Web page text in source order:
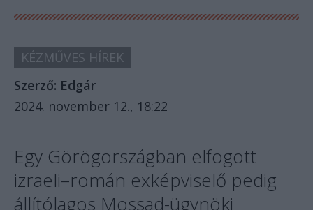
KÉZMŰVES HÍREK
Szerző: Edgár
2024. november 12., 18:22
Egy Görögországban elfogott
izraeli–román exképviselő pedig
állítólagos Mossad-ügynöki